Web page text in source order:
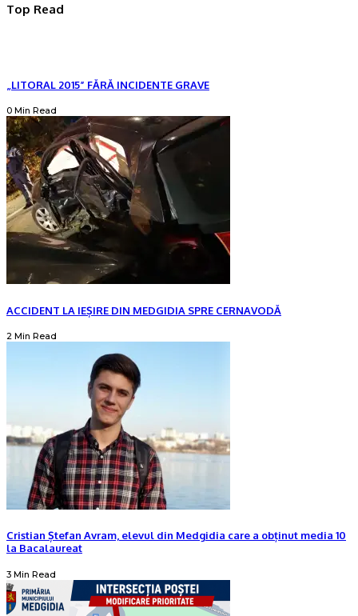
Top Read
„LITORAL 2015” FĂRĂ INCIDENTE GRAVE
0 Min Read
ACCIDENT LA IEȘIRE DIN MEDGIDIA SPRE CERNAVODĂ
2 Min Read
Cristian Ștefan Avram, elevul din Medgidia care a obținut media 10
la Bacalaureat
3 Min Read